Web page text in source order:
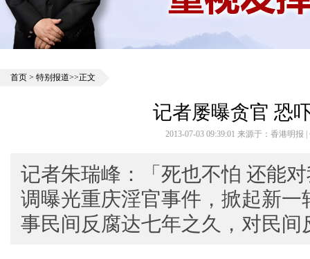
首页 > 特别报道>>正文
记者屡曝贪官 恐
2013-07-03 09:39:01 来源于：香港明报
记者朱瑞峰：「死也不怕 还能
调曝光重庆淫官事件，掀起新
事民间反腐达七年之久，对民